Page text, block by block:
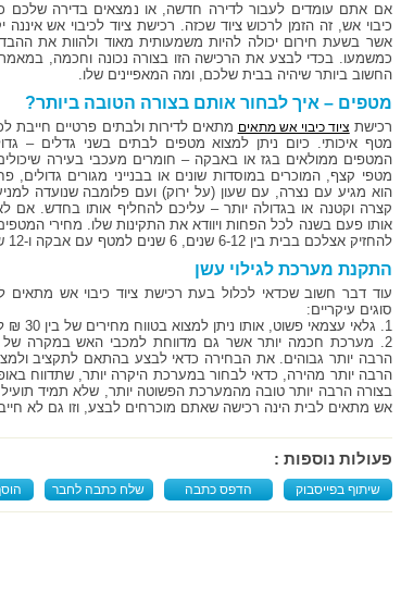
אם אתם עומדים לעבור לדירה חדשה, או נמצאים בדירה שלכם
כיבוי אש, זה הזמן לרכוש ציוד שכזה. רכישת ציוד לכיבוי אש איננה
אשר בשעת חירום יכולה להיות משמעותית מאוד ולהוות את
כמשמעו. בכדי לבצע את הרכישה הזו בצורה נכונה וחכמה,
החשוב ביותר שיהיה בבית שלכם, ומה המאפיינים שלו.
מטפים – איך לבחור אותם בצורה הטובה ביותר?
רכישת ציוד כיבוי אש מתאים מתאים לדירות ולבתים פרטיים חייבת
המטפים ממולאים בגז או באבקה – חומרים מעכבי בעירה
מטפי קצף, המוכרים במוסדות שונים או בבנייני מגורים
הוא מגיע עם נצרה, עם שעון (על ירוק) ועם פלומבה שנועדה
קצרה וקטנה או בגדולה יותר – עליכם להחליף אותו בחדש.
להחזיק אצלכם בבית בין 6-12 שנים, 6 שנים למטף עם אבקה ו-12 שנה למטף עם גז.
התקנת מערכת לגילוי עשן
עוד דבר חשוב שכדאי לכלול בעת רכישת ציוד כיבוי אש מתאים
סוגים עיקריים:
1. גלאי עצמאי פשוט, אותו ניתן למצוא בטווח מחירים של בין 30 ₪ ל-100 ₪.
הרבה יותר גבוהים. את הבחירה כדאי לבצע בהתאם לתקציב
הרבה יותר מהירה, כדאי לבחור במערכת היקרה יותר, שתדווח
בצורה הרבה יותר טובה מהמערכת הפשוטה יותר, שלא תמיד תועיל
אש מתאים לבית הינה רכישה שאתם מוכרחים לבצע, וזו גם לא
פעולות נוספות :
שיתוף בפייסבוק הדפס כתבה שלח כתבה לחבר